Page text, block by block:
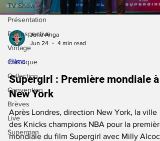
TV Show
Présentation
Rétrospective
Vintage
Classique
Collection
Convention
Brèves
Live
Superman
June Anga
Jun 24
4 min read
Films
Supergirl : Première mondiale à
New York
Après Londres, direction New York, la ville
des Knicks champions NBA pour la première
mondiale du film Supergirl avec Milly Alcock